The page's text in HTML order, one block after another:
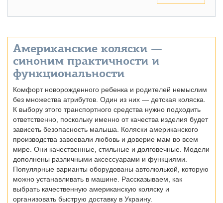
Американские коляски —
синоним практичности и
функциональности
Комфорт новорожденного ребенка и родителей немыслим
без множества атрибутов. Один из них — детская коляска.
К выбору этого транспортного средства нужно подходить
ответственно, поскольку именно от качества изделия будет
зависеть безопасность малыша. Коляски американского
производства завоевали любовь и доверие мам во всем
мире. Они качественные, стильные и долговечные. Модели
дополнены различными аксессуарами и функциями.
Популярные варианты оборудованы автолюлькой, которую
можно устанавливать в машине. Рассказываем, как
выбрать качественную американскую коляску и
организовать быструю доставку в Украину.